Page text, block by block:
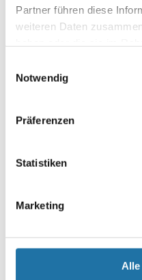
Partner führen diese
weiteren Daten
unserer
Notwendig
Präferenzen
Statistiken
Marketing
Alle